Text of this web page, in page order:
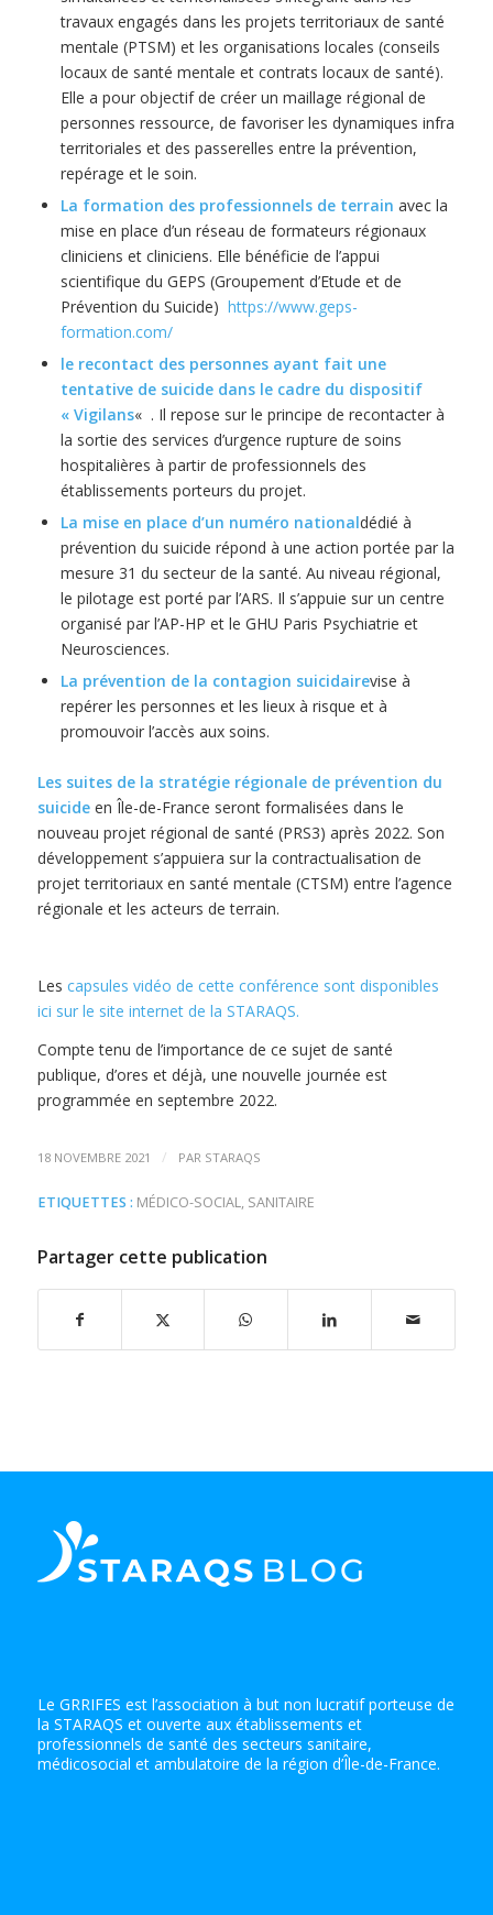
travaux engagés dans les projets territoriaux de santé
mentale (PTSM) et les organisations locales (conseils
locaux de santé mentale et contrats locaux de santé).
Elle a pour objectif de créer un maillage régional de
personnes ressource, de favoriser les dynamiques infra
territoriales et des passerelles entre la prévention,
repérage et le soin.
La formation des professionnels de terrain avec la
mise en place d’un réseau de formateurs régionaux
cliniciens et cliniciens. Elle bénéficie de l’appui
scientifique du GEPS (Groupement d’Etude et de
Prévention du Suicide) https://www.geps-
formation.com/
le recontact des personnes ayant fait une
tentative de suicide dans le cadre du dispositif
« Vigilans« . Il repose sur le principe de recontacter à
la sortie des services d’urgence rupture de soins
hospitalières à partir de professionnels des
établissements porteurs du projet.
La mise en place d’un numéro nationaldédié à
prévention du suicide répond à une action portée par la
mesure 31 du secteur de la santé. Au niveau régional,
le pilotage est porté par l’ARS. Il s’appuie sur un centre
organisé par l’AP-HP et le GHU Paris Psychiatrie et
Neurosciences.
La prévention de la contagion suicidairevise à
repérer les personnes et les lieux à risque et à
promouvoir l’accès aux soins.
Les suites de la stratégie régionale de prévention du
suicideen Île-de-France seront formalisées dans le
nouveau projet régional de santé (PRS3) après 2022. Son
développement s’appuiera sur la contractualisation de
projet territoriaux en santé mentale (CTSM) entre l’agence
régionale et les acteurs de terrain.
Les capsules vidéo de cette conférence sont disponibles
ici sur le site internet de la STARAQS.
Compte tenu de l’importance de ce sujet de santé
publique, d’ores et déjà, une nouvelle journée est
programmée en septembre 2022.
18 NOVEMBRE 2021 / PAR STARAQS
ETIQUETTES : MÉDICO-SOCIAL, SANITAIRE
Partager cette publication
Le GRRIFES est l’association à but non lucratif porteuse de
la STARAQS et ouverte aux établissements et
professionnels de santé des secteurs sanitaire,
médicosocial et ambulatoire de la région d’Île-de-France.